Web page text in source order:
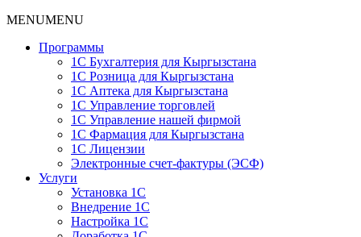
MENUMENU
Программы
1С Бухгалтерия для Кыргызстана
1С Розница для Кыргызстана
1С Аптека для Кыргызстана
1С Управление торговлей
1С Управление нашей фирмой
1С Фармация для Кыргызстана
1С Лицензии
Электронные счет-фактуры (ЭСФ)
Услуги
Установка 1С
Внедрение 1С
Настройка 1С